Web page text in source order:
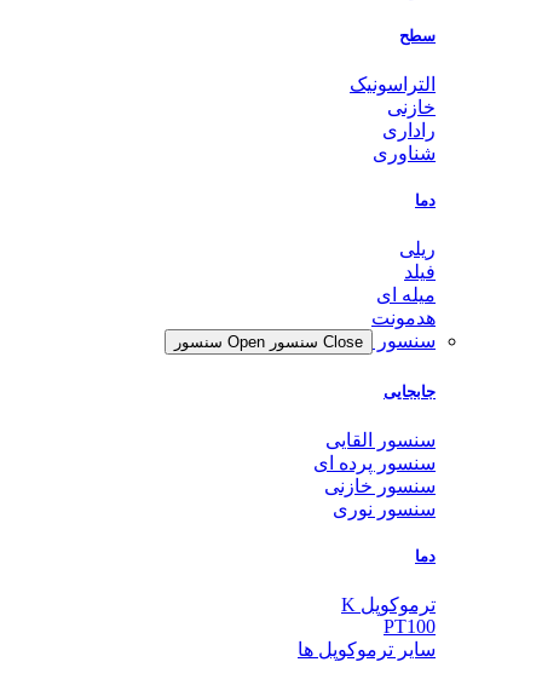
سطح
التراسونیک
خازنی
راداری
شناوری
دما
ریلی
فیلد
میله ای
هدمونت
سنسور
Close سنسور Open سنسور
جابجایی
سنسور القایی
سنسور پرده ای
سنسور خازنی
سنسور نوری
دما
ترموکوپل K
PT100
سایر ترموکوپل ها